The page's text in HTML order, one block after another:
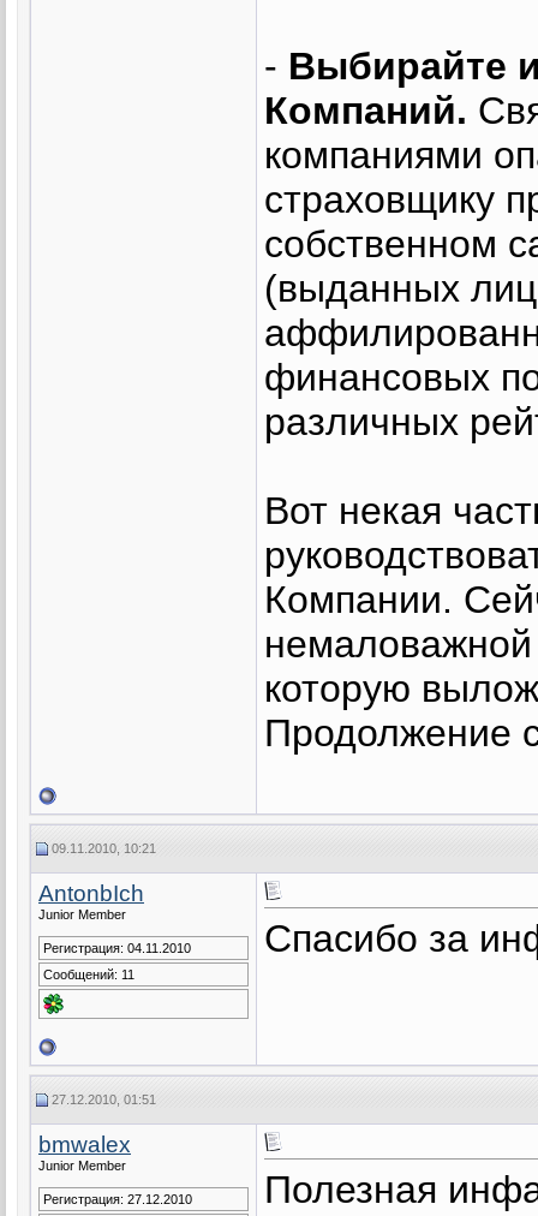
- Выбирайте
Компаний.
компаниями
страховщику
собственном
(выданных
финансовых
различных
Вот некая
Компании.
которую
Продолжение
09.11.2010, 10:21
AntonbIch
Junior Member
Регистрация: 04.11.2010
Сообщений: 11
Спасибо за
27.12.2010, 01:51
bmwalex
Junior Member
Регистрация: 27.12.2010
Полезная